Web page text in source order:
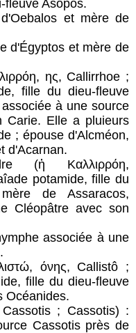
fleuve Asôpos.
et mère de
d'Égyptos et mère de
ης, Callirrhoe ;
fille du dieu-fleuve
à une source
Carie. Elle a pluieurs
; épouse d'Alcméon,
d'Acarnan.
(ἡ Καλλιρρόη,
potamide, fille du
de Assaracos,
Cléopâtre avec son
associée à une
όνης, Callistô ;
fille du dieu-fleuve
Océanides.
Cassotis ; Cassotis) :
Cassotis près de